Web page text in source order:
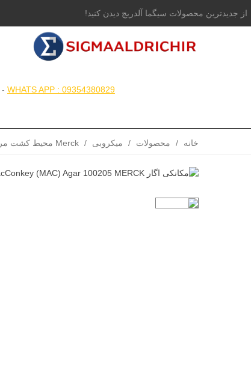
از جدیدترین محصولات سیگما آلدریچ دیدن کنید!
WHATS APP : 09354380829
-
خانه / محصولات / میکروبی / Merck محیط کشت مرک